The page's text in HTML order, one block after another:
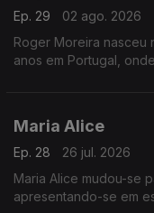
Ep. 29
02 ago. 2026
Roger Moreira nasceu
anos em Portugal,
Maria Alice
Ep. 28
26 jul. 2026
Maria Alice mudou-se
apresentando-se em